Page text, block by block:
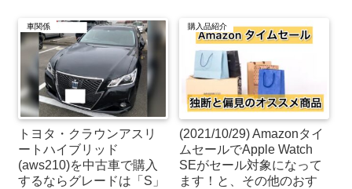
車関係
トヨタ・クラウンアスリ
ートハイブリッド
(aws210)を中古車で購入
するならグレードは「S」
購入品紹介
(2021/10/29) Amazonタイ
ムセールでApple Watch
SEがセール対象になって
ます！と、その他のおす